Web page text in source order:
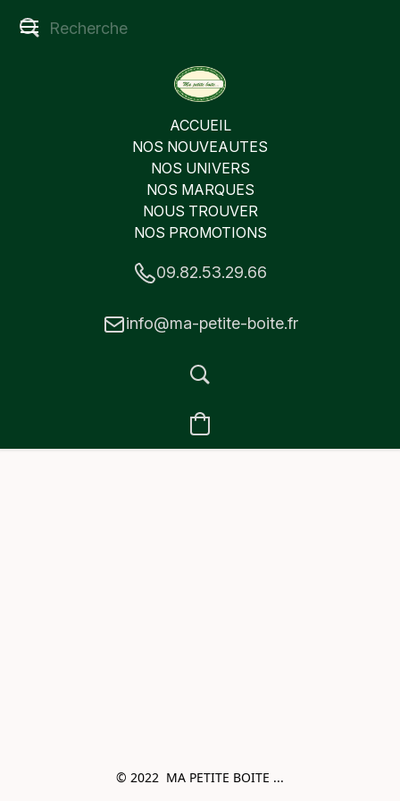
ACCUEIL
NOS NOUVEAUTES
NOS UNIVERS
NOS MARQUES
NOUS TROUVER
NOS PROMOTIONS
09.82.53.29.66
info@ma-petite-boite.fr
© 2022  MA PETITE BOITE ...